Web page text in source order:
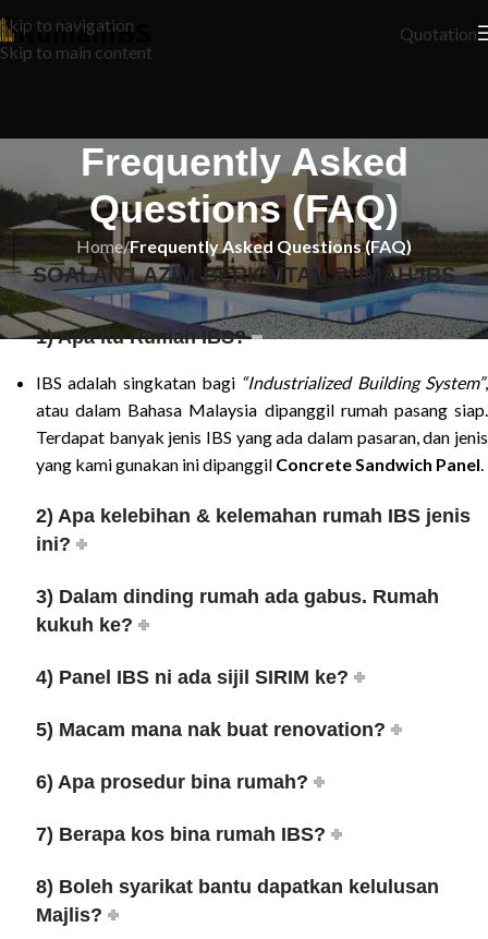
Skip to navigation
Skip to main content
Quotation
Frequently Asked
Questions (FAQ)
Home/Frequently Asked Questions (FAQ)
SOALAN LAZIM BERKAITAN RUMAH IBS
1) Apa itu Rumah IBS?
IBS adalah singkatan bagi “Industrialized Building System”,
atau dalam Bahasa Malaysia dipanggil rumah pasang siap.
Terdapat banyak jenis IBS yang ada dalam pasaran, dan jenis
yang kami gunakan ini dipanggil Concrete Sandwich Panel.
2) Apa kelebihan & kelemahan rumah IBS jenis
ini?
3) Dalam dinding rumah ada gabus. Rumah
kukuh ke?
4) Panel IBS ni ada sijil SIRIM ke?
5) Macam mana nak buat renovation?
6) Apa prosedur bina rumah?
7) Berapa kos bina rumah IBS?
8) Boleh syarikat bantu dapatkan kelulusan
Majlis?